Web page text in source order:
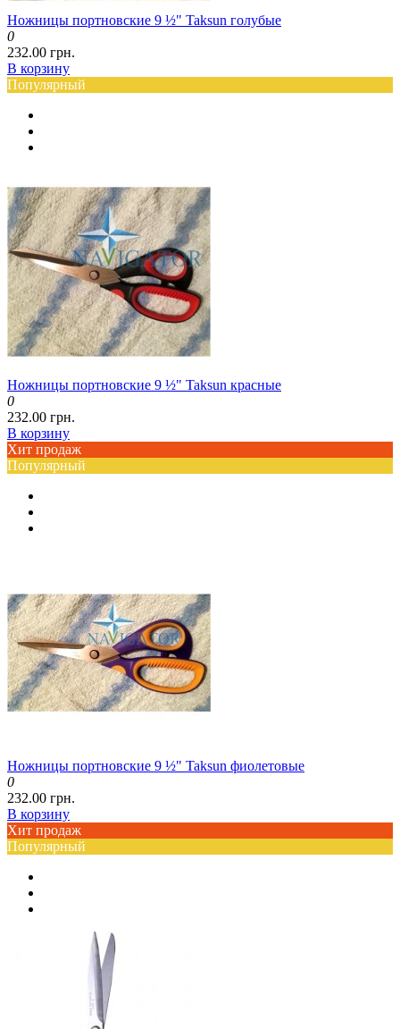
Ножницы портновские 9 ½" Taksun голубые
0
232.00 грн.
В корзину
Популярный
Ножницы портновские 9 ½" Taksun красные
0
232.00 грн.
В корзину
Хит продаж
Популярный
Ножницы портновские 9 ½" Taksun фиолетовые
0
232.00 грн.
В корзину
Хит продаж
Популярный